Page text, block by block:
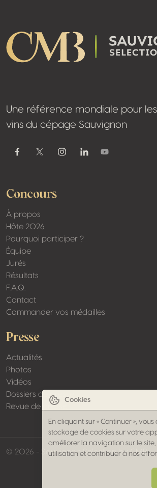
Une référence mondiale pour
vins du cépage Sauvignon
FacebookTwitter / XInstagramLinkedinYoutube
Concours
À propos
Hôte 2026
Pourquoi participer ?
Équipe
Jurés
Résultats
F.A.Q.
Contact
Commander vos médailles
Presse
Actualités
Photos
Vidéos
Dossiers de presse
Revue de presse
© 2026 - Sauvignon Selection by CMB
Cookies
En cliquant sur « Continuer »,
stockage de cookies sur votre
améliorer la navigation sur le
utilisation et contribuer à nos